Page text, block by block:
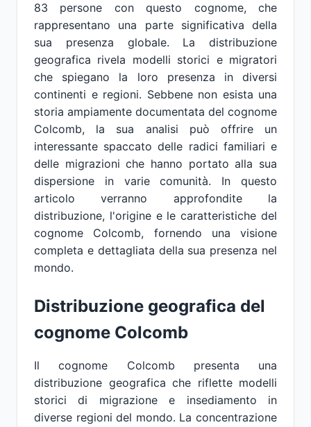
83 persone con questo cognome, che
rappresentano una parte significativa della
sua presenza globale. La distribuzione
geografica rivela modelli storici e migratori
che spiegano la loro presenza in diversi
continenti e regioni. Sebbene non esista una
storia ampiamente documentata del cognome
Colcomb, la sua analisi può offrire un
interessante spaccato delle radici familiari e
delle migrazioni che hanno portato alla sua
dispersione in varie comunità. In questo
articolo verranno approfondite la
distribuzione, l'origine e le caratteristiche del
cognome Colcomb, fornendo una visione
completa e dettagliata della sua presenza nel
mondo.
Distribuzione geografica del
cognome Colcomb
Il cognome Colcomb presenta una
distribuzione geografica che riflette modelli
storici di migrazione e insediamento in
diverse regioni del mondo. La concentrazione